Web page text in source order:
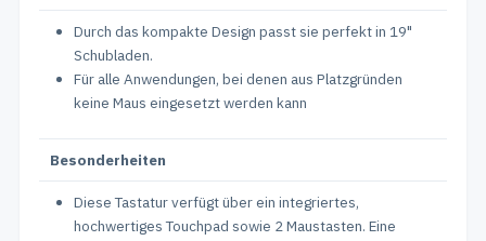
Durch das kompakte Design passt sie perfekt in 19"
Schubladen.
Für alle Anwendungen, bei denen aus Platzgründen
keine Maus eingesetzt werden kann
Besonderheiten
Diese Tastatur verfügt über ein integriertes,
hochwertiges Touchpad sowie 2 Maustasten. Eine